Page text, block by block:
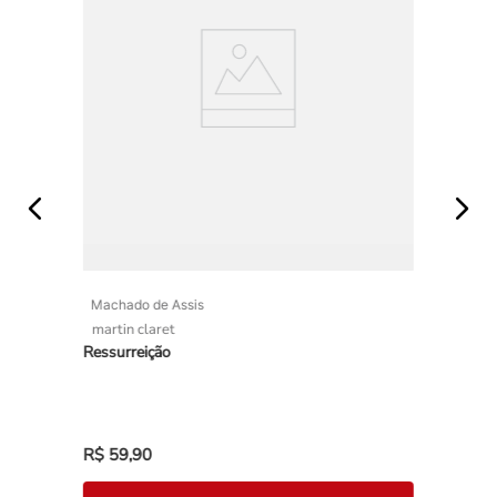
Machado de Assis
martin claret
Ressurreição
R$ 59,90